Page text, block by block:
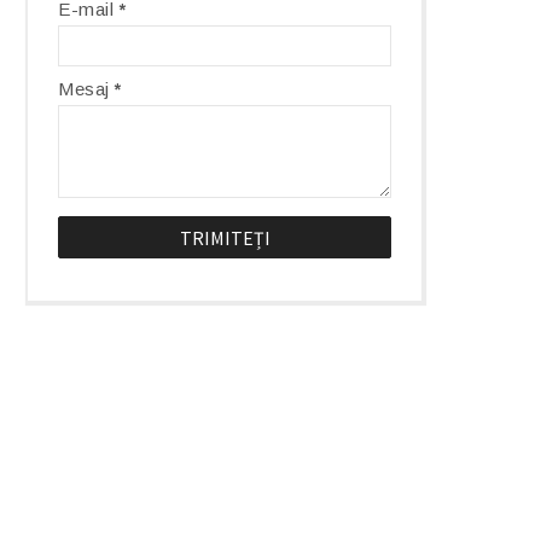
E-mail*
Mesaj*